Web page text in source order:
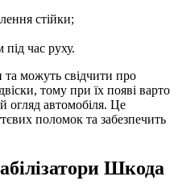
стійки;
час руху.
можуть свідчити про
тому при їх появі варто
огляд автомобіля. Це
поломок та забезпечить
Шкода